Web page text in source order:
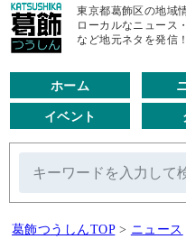
東京都葛飾区の地域
ローカルなニュース
など地元ネタを発信
ホーム
イベント
葛飾つうしんTOP > ニュース